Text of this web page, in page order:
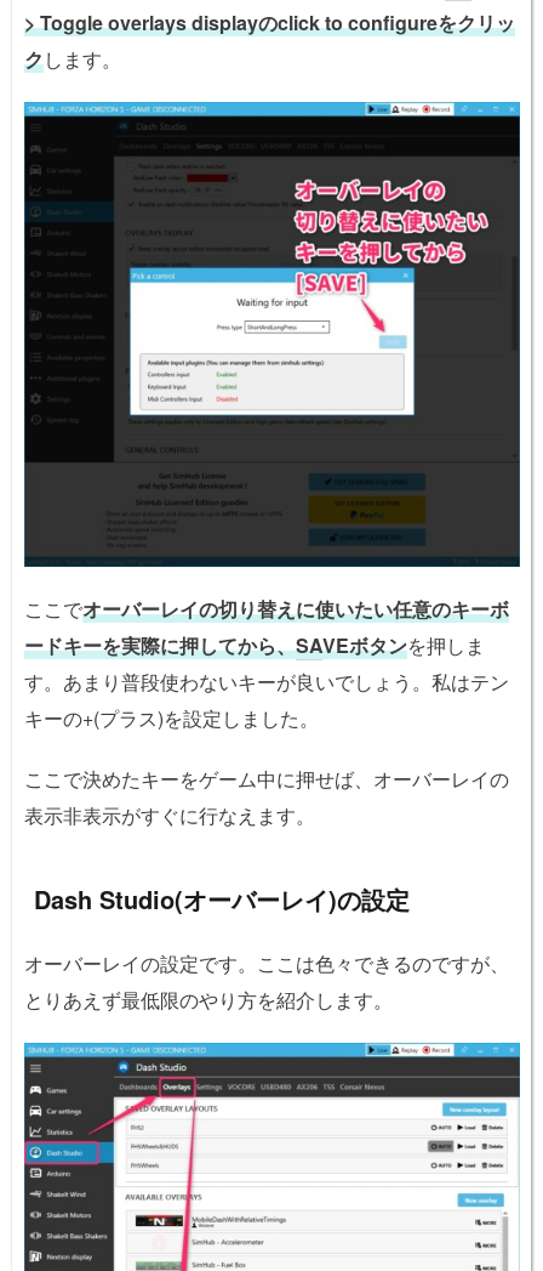
> Toggle overlays displayのclick to configureをクリッ
クします。
ここでオーバーレイの切り替えに使いたい任意のキーボ
ードキーを実際に押してから、SAVEボタンを押しま
す。あまり普段使わないキーが良いでしょう。私はテン
キーの+(プラス)を設定しました。
ここで決めたキーをゲーム中に押せば、オーバーレイの
表示非表示がすぐに行なえます。
Dash Studio(オーバーレイ)の設定
オーバーレイの設定です。ここは色々できるのですが、
とりあえず最低限のやり方を紹介します。